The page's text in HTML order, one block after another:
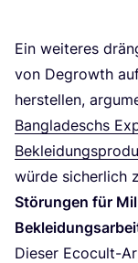
Ein wei­te­res
von Degrowth
her­stel­len,
Ban­gla­deschs
wür­de sicher­lich
Stö­run­gen für
Die­ser Eco­cult-